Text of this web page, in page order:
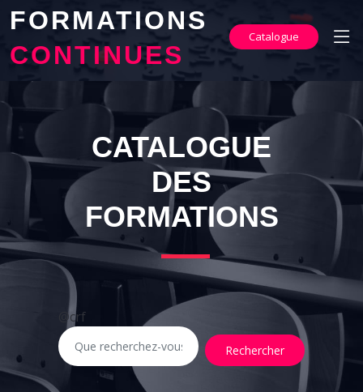
FORMATIONS
CONTINUES
Catalogue
CATALOGUE
DES
FORMATIONS
@crf
Rechercher